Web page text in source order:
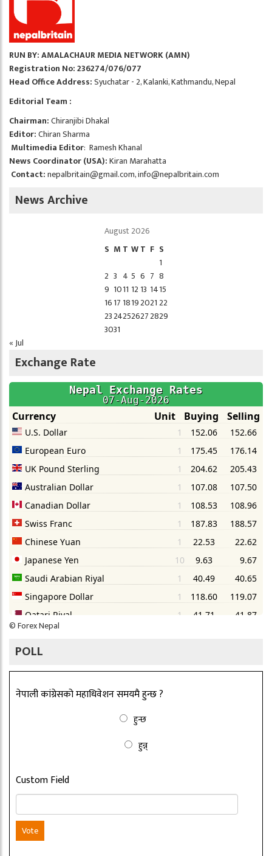
RUN BY: AMALACHAUR MEDIA NETWORK (AMN)
Registration No: 236274/076/077
Head Office Address:Syuchatar - 2, Kalanki, Kathmandu, Nepal
Editorial Team :
Chairman:Chiranjibi Dhakal
Editor:Chiran Sharma
Multimedia Editor: Ramesh Khanal
News Coordinator (USA):Kiran Marahatta
Contact:nepalbritain@gmail.com,info@nepalbritain.com
News Archive
August 2026
S M T WT F S
1
2 3 4 5 6 7 8
9 1011 12 13 1415
1617 1819202122
23242526272829
3031
« Jul
Exchange Rate
©Forex Nepal
POLL
नेपाली कांग्रेसको महाधिवेशन समयमै हुन्छ ?
हुन्छ
हुन्न्
Custom Field
Vote